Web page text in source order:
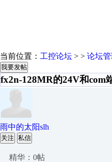
当前位置： 工控论坛 > > 论坛
我要发帖
fx2n-128MR的24V和com
雨中的太阳slh
关注 私信
精华：0帖